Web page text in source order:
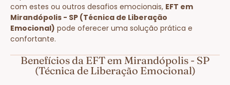
com estes ou outros desafios emocionais, EFT em
Mirandópolis - SP (Técnica de Liberação
Emocional) pode oferecer uma solução prática e
confortante.
Benefícios da EFT em Mirandópolis - SP
(Técnica de Liberação Emocional)